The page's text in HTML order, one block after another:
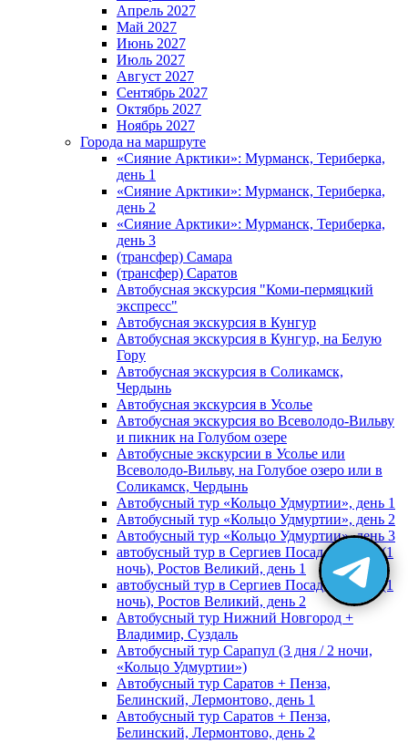
Апрель 2027
Май 2027
Июнь 2027
Июль 2027
Август 2027
Сентябрь 2027
Октябрь 2027
Ноябрь 2027
Города на маршруте
«Сияние Арктики»: Мурманск, Териберка,
день 1
«Сияние Арктики»: Мурманск, Териберка,
день 2
«Сияние Арктики»: Мурманск, Териберка,
день 3
(трансфер) Самара
(трансфер) Саратов
Автобусная экскурсия "Коми-пермяцкий
экспресс"
Автобусная экскурсия в Кунгур
Автобусная экскурсия в Кунгур, на Белую
Гору
Автобусная экскурсия в Соликамск,
Чердынь
Автобусная экскурсия в Усолье
Автобусная экскурсия во Всеволодо-Вильву
и пикник на Голубом озере
Автобусные экскурсии в Усолье или
Всеволодо-Вильву, на Голубое озеро или в
Соликамск, Чердынь
Автобусный тур «Кольцо Удмуртии», день 1
Автобусный тур «Кольцо Удмуртии», день 2
Автобусный тур «Кольцо Удмуртии», день 3
автобусный тур в Сергиев Посад, Москву (1
ночь), Ростов Великий, день 1
автобусный тур в Сергиев Посад, Москву (1
ночь), Ростов Великий, день 2
Автобусный тур Нижний Новгород +
Владимир, Суздаль
Автобусный тур Сарапул (3 дня / 2 ночи,
«Кольцо Удмуртии»)
Автобусный тур Саратов + Пенза,
Белинский, Лермонтово, день 1
Автобусный тур Саратов + Пенза,
Белинский, Лермонтово, день 2